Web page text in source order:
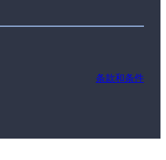
条款和条件